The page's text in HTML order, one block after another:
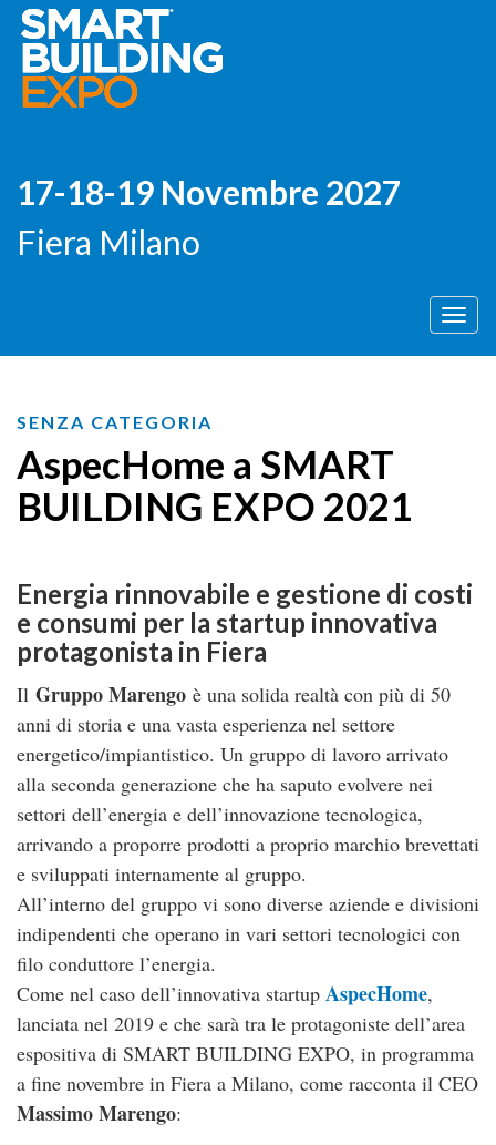
17-18-19 Novembre 2027
Fiera Milano
Menù
SENZA CATEGORIA
AspecHome a SMART
BUILDING EXPO 2021
Energia rinnovabile e gestione di costi
e consumi per la startup innovativa
protagonista in Fiera
Il Gruppo Marengo è una solida realtà con più di 50
anni di storia e una vasta esperienza nel settore
energetico/impiantistico. Un gruppo di lavoro arrivato
alla seconda generazione che ha saputo evolvere nei
settori dell’energia e dell’innovazione tecnologica,
arrivando a proporre prodotti a proprio marchio brevettati
e sviluppati internamente al gruppo.
All’interno del gruppo vi sono diverse aziende e divisioni
indipendenti che operano in vari settori tecnologici con
filo conduttore l’energia.
Come nel caso dell’innovativa startup AspecHome,
lanciata nel 2019 e che sarà tra le protagoniste dell’area
espositiva di SMART BUILDING EXPO, in programma
a fine novembre in Fiera a Milano, come racconta il CEO
Massimo Marengo: